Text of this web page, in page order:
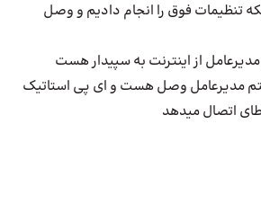
تنظیمات فوق را انجام دادیم و وصل
از اینترنت به سپیدار هست
مدیرعامل وصل هست و ای پی استاتیک
اتصال میدهد